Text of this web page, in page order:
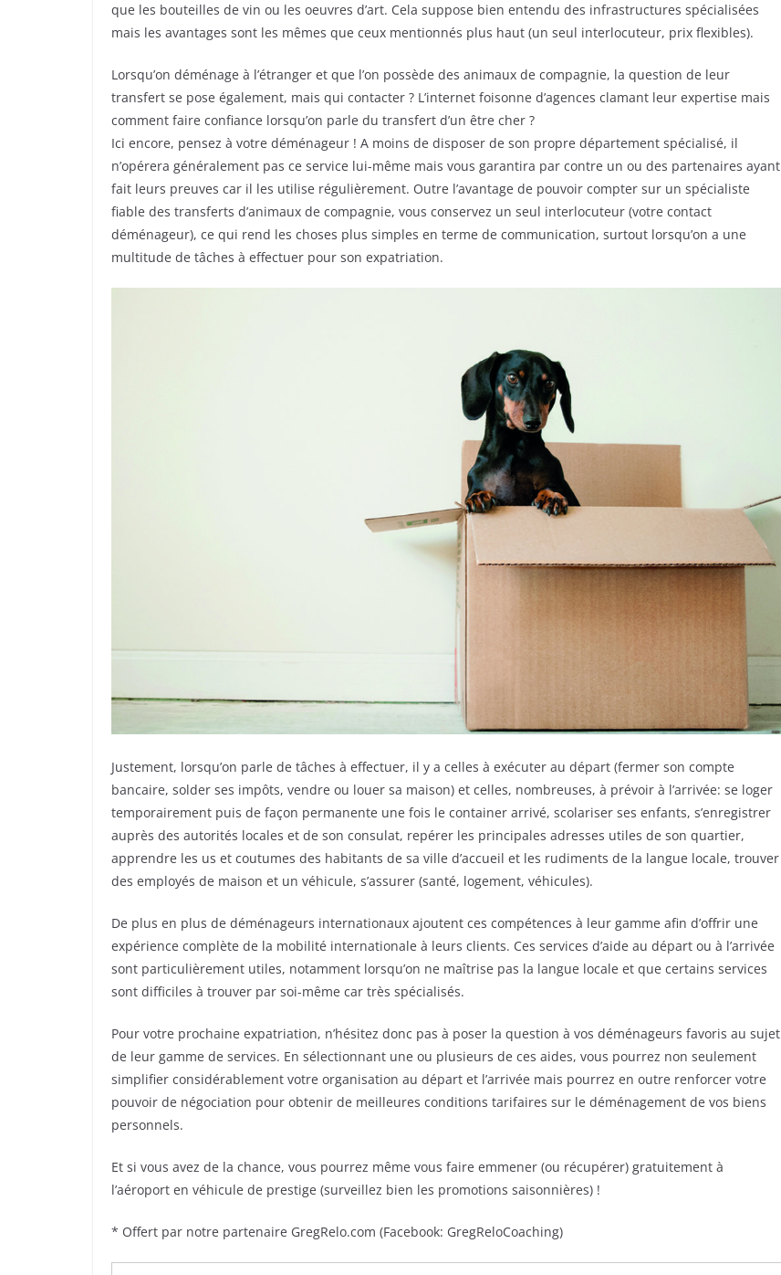
que les bouteilles de vin ou les oeuvres d’art. Cela suppose bien entendu des infrastructures spécialisées
mais les avantages sont les mêmes que ceux mentionnés plus haut (un seul interlocuteur, prix flexibles).
Lorsqu’on déménage à l’étranger et que l’on possède des animaux de compagnie, la question de leur
transfert se pose également, mais qui contacter ? L’internet foisonne d’agences clamant leur expertise mais
comment faire confiance lorsqu’on parle du transfert d’un être cher ?
Ici encore, pensez à votre déménageur ! A moins de disposer de son propre département spécialisé, il
n’opérera généralement pas ce service lui-même mais vous garantira par contre un ou des partenaires ayant
fait leurs preuves car il les utilise régulièrement. Outre l’avantage de pouvoir compter sur un spécialiste
fiable des transferts d’animaux de compagnie, vous conservez un seul interlocuteur (votre contact
déménageur), ce qui rend les choses plus simples en terme de communication, surtout lorsqu’on a une
multitude de tâches à effectuer pour son expatriation.
Justement, lorsqu’on parle de tâches à effectuer, il y a celles à exécuter au départ (fermer son compte
bancaire, solder ses impôts, vendre ou louer sa maison) et celles, nombreuses, à prévoir à l’arrivée: se loger
temporairement puis de façon permanente une fois le container arrivé, scolariser ses enfants, s’enregistrer
auprès des autorités locales et de son consulat, repérer les principales adresses utiles de son quartier,
apprendre les us et coutumes des habitants de sa ville d’accueil et les rudiments de la langue locale, trouver
des employés de maison et un véhicule, s’assurer (santé, logement, véhicules).
De plus en plus de déménageurs internationaux ajoutent ces compétences à leur gamme afin d’offrir une
expérience complète de la mobilité internationale à leurs clients. Ces services d’aide au départ ou à l’arrivée
sont particulièrement utiles, notamment lorsqu’on ne maîtrise pas la langue locale et que certains services
sont difficiles à trouver par soi-même car très spécialisés.
Pour votre prochaine expatriation, n’hésitez donc pas à poser la question à vos déménageurs favoris au sujet
de leur gamme de services. En sélectionnant une ou plusieurs de ces aides, vous pourrez non seulement
simplifier considérablement votre organisation au départ et l’arrivée mais pourrez en outre renforcer votre
pouvoir de négociation pour obtenir de meilleures conditions tarifaires sur le déménagement de vos biens
personnels.
Et si vous avez de la chance, vous pourrez même vous faire emmener (ou récupérer) gratuitement à
l’aéroport en véhicule de prestige (surveillez bien les promotions saisonnières) !
* Offert par notre partenaire GregRelo.com (Facebook: GregReloCoaching)